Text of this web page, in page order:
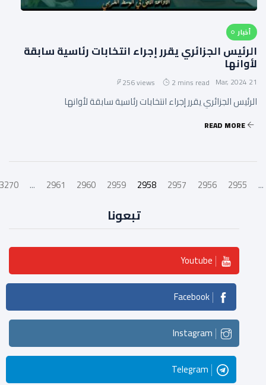
أخبار
الرئيس الجزائري يقرر إجراء انتخابات رئاسية سابقة
لأوانها
21 Mar, 2024
2 mins read
256 views
الرئيس الجزائري يقرر إجراء انتخابات رئاسية سابقة لأوانها
READ MORE
...
2955
2956
2957
2958
2959
2960
2961
...
3270
تبعونا
Youtube
Facebook
Instagram
Telegram